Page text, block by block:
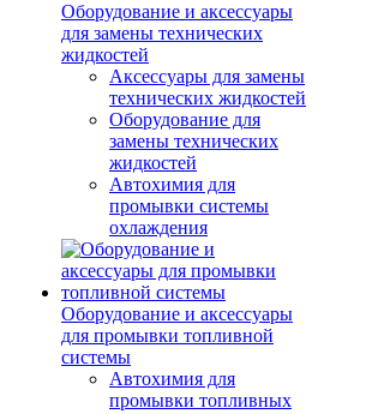
Оборудование и аксессуары
для замены технических
жидкостей
Аксессуары для замены
технических жидкостей
Оборудование для
замены технических
жидкостей
Автохимия для
промывки системы
охлаждения
Оборудование и аксессуары
для промывки топливной
системы
Автохимия для
промывки топливных